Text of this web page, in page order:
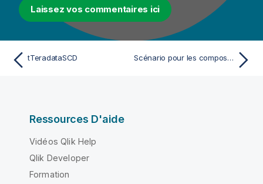
Laissez vos commentaires ici
tTeradataSCD Scénario pour les composants SCD
Ressources D'aide
Vidéos Qlik Help
Qlik Developer
Formation